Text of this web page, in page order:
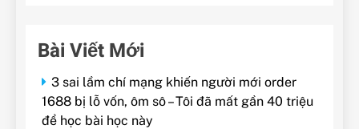
Bài Viết Mới
3 sai lầm chí mạng khiến người mới order
1688 bị lỗ vốn, ôm sô – Tôi đã mất gần 40 triệu
để học bài học này